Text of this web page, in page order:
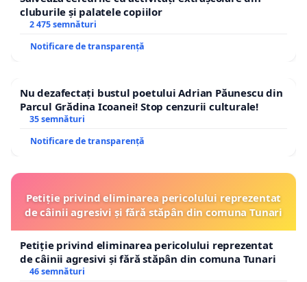
cluburile și palatele copiilor
2 475 semnături
Notificare de transparență
Nu dezafectați bustul poetului Adrian Păunescu din
Parcul Grădina Icoanei! Stop cenzurii culturale!
35 semnături
Notificare de transparență
Petiție privind eliminarea pericolului reprezentat
de câinii agresivi și fără stăpân din comuna Tunari
Petiție privind eliminarea pericolului reprezentat
de câinii agresivi și fără stăpân din comuna Tunari
46 semnături